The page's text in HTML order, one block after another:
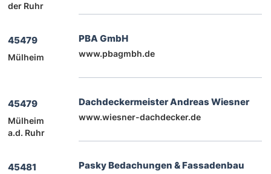
der Ruhr
45479
Mülheim
PBA GmbH
www.pbagmbh.de
45479
Mülheim
a.d. Ruhr
Dachdeckermeister Andreas Wiesner
www.wiesner-dachdecker.de
45481 Pasky Bedachungen & Fassadenbau